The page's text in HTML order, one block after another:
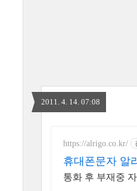
2011. 4. 14. 07:08
https://alrigo.co.kr/
휴대폰문자 알
통화 후 부재중